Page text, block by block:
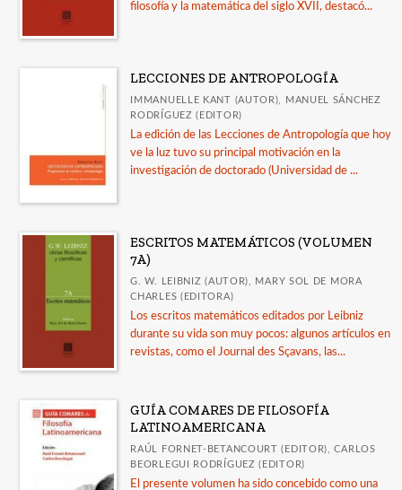
filosofía y la matemática del siglo XVII, destacó...
LECCIONES DE ANTROPOLOGÍA
IMMANUELLE KANT (AUTOR), MANUEL SÁNCHEZ
RODRÍGUEZ (EDITOR)
La edición de las Lecciones de Antropología que hoy
ve la luz tuvo su principal motivación en la
investigación de doctorado (Universidad de ...
ESCRITOS MATEMÁTICOS (VOLUMEN
7A)
G. W. LEIBNIZ (AUTOR), MARY SOL DE MORA
CHARLES (EDITORA)
Los escritos matemáticos editados por Leibniz
durante su vida son muy pocos: algunos artículos en
revistas, como el Journal des Sçavans, las...
GUÍA COMARES DE FILOSOFÍA
LATINOAMERICANA
RAÚL FORNET-BETANCOURT (EDITOR), CARLOS
BEORLEGUI RODRÍGUEZ (EDITOR)
El presente volumen ha sido concebido como una